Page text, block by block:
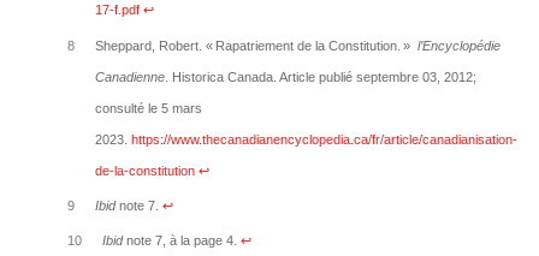
17-f.pdf ↩︎
8 Sheppard, Robert. « Rapatriement de la Constitution. » l’Encyclopédie
Canadienne. Historica Canada. Article publié septembre 03, 2012;
consulté le 5 mars
2023. https://www.thecanadianencyclopedia.ca/fr/article/canadianisation-
de-la-constitution ↩︎
9 Ibidnote 7. ↩︎
10 Ibidnote 7, à la page 4. ↩︎